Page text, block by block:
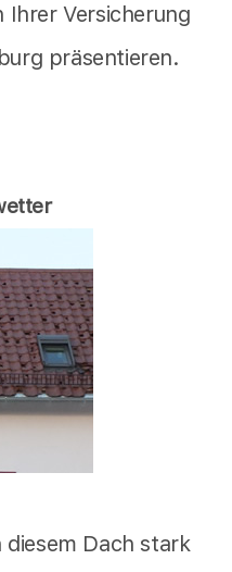
Ihrer Versicherung
präsentieren.
Dach stark